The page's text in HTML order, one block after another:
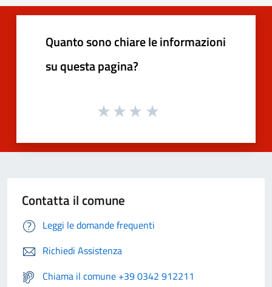
Quanto sono chiare le informazioni
su questa pagina?
Contatta il comune
Leggi le domande frequenti
Richiedi Assistenza
Chiama il comune +39 0342 912211